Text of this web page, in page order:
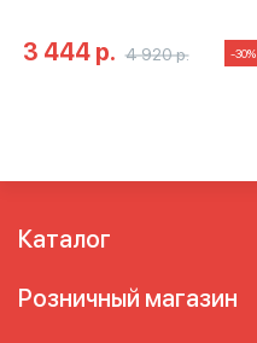
3 444 р. 4 920 р. -30%
Каталог
Розничный магазин